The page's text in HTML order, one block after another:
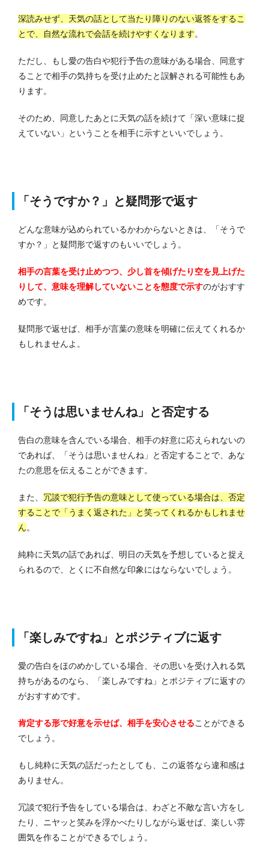
深読みせず、天気の話として当たり障りのない返答をするこ
とで、自然な流れで会話を続けやすくなります。
ただし、もし愛の告白や犯行予告の意味がある場合、同意す
ることで相手の気持ちを受け止めたと誤解される可能性もあ
ります。
そのため、同意したあとに天気の話を続けて「深い意味に捉
えていない」ということを相手に示すといいでしょう。
「そうですか？」と疑問形で返す
どんな意味が込められているかわからないときは、「そうで
すか？」と疑問形で返すのもいいでしょう。
相手の言葉を受け止めつつ、少し首を傾げたり空を見上げた
りして、意味を理解していないことを態度で示すのがおすす
めです。
疑問形で返せば、相手が言葉の意味を明確に伝えてくれるか
もしれませんよ。
「そうは思いませんね」と否定する
告白の意味を含んでいる場合、相手の好意に応えられないの
であれば、「そうは思いませんね」と否定することで、あな
たの意思を伝えることができます。
また、 冗談で犯行予告の意味として使っている場合は、否定
することで「うまく返された」と笑ってくれるかもしれませ
ん。
純粋に天気の話であれば、明日の天気を予想していると捉え
られるので、とくに不自然な印象にはならないでしょう。
「楽しみですね」とポジティブに返す
愛の告白をほのめかしている場合、その思いを受け入れる気
持ちがあるのなら、「楽しみですね」とポジティブに返すの
がおすすめです。
肯定する形で好意を示せば、相手を安心させることができる
でしょう。
もし純粋に天気の話だったとしても、この返答なら違和感は
ありません。
冗談で犯行予告をしている場合は、わざと不敵な言い方をし
たり、ニヤッと笑みを浮かべたりしながら返せば、楽しい雰
囲気を作ることができるでしょう。